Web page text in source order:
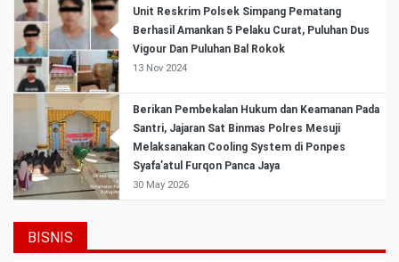
Unit Reskrim Polsek Simpang Pematang
Berhasil Amankan 5 Pelaku Curat, Puluhan Dus
Vigour Dan Puluhan Bal Rokok
13 Nov 2024
Berikan Pembekalan Hukum dan Keamanan Pada
Santri, Jajaran Sat Binmas Polres Mesuji
Melaksanakan Cooling System di Ponpes
Syafa’atul Furqon Panca Jaya
30 May 2026
BISNIS